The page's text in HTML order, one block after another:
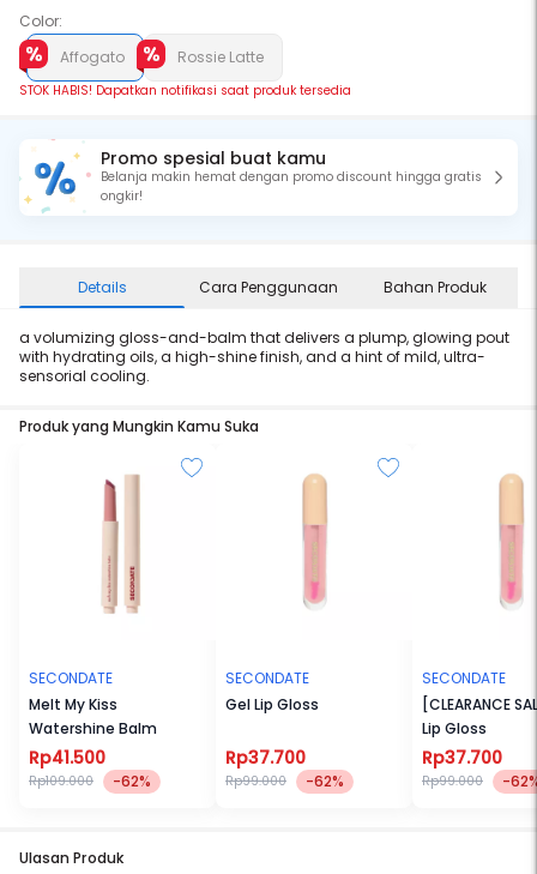
Color:
Affogato
Rossie Latte
STOK HABIS! Dapatkan notifikasi saat produk tersedia
Promo spesial buat kamu
Belanja makin hemat dengan promo discount hingga gratis
ongkir!
Details Cara Penggunaan Bahan Produk
a volumizing gloss-and-balm that delivers a plump, glowing pout
with hydrating oils, a high-shine finish, and a hint of mild, ultra-
sensorial cooling.
Produk yang Mungkin Kamu Suka
SECONDATE
Melt My Kiss
Watershine Balm
Rp41.500
Rp109.000 -62%
SECONDATE
Gel Lip Gloss
Rp37.700
Rp99.000 -62%
SECONDATE
[CLEARANCE
Lip Gloss
Rp37.700
Rp99.000 -
Ulasan Produk